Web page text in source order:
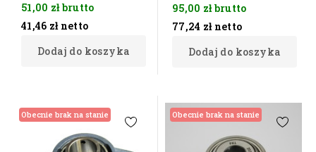
51,00 złbrutto
41,46 zł netto
Dodaj do koszyka
95,00 złbrutto
77,24 zł netto
Dodaj do koszyka
Obecnie brak na stanie Obecnie brak na stanie